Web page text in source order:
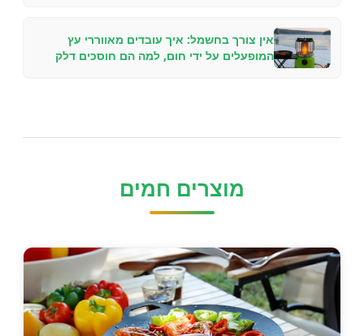
אין צורך בחשמל: איך עובדים מאווררי עץ
המופעלים על ידי חום, למה הם חוסכים דלק
מוצרים חמים